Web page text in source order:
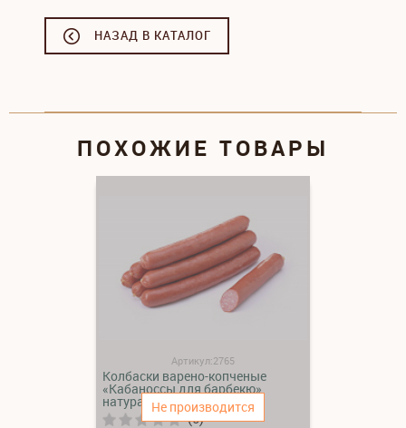
НАЗАД В КАТАЛОГ
ПОХОЖИЕ ТОВАРЫ
Не производится
Артикул:2765
Колбаски варено-копченые
«Кабаноссы для барбекю»
натуральная
(0)